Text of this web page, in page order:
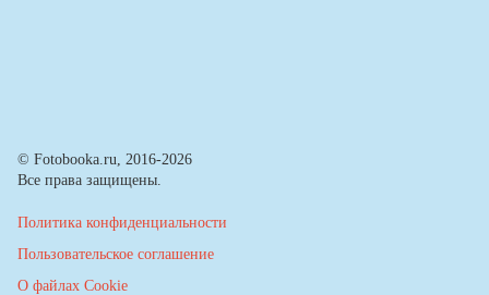
© Fotobooka.ru, 2016-2026
Все права защищены.
Политика конфиденциальности
Пользовательское соглашение
О файлах Cookie